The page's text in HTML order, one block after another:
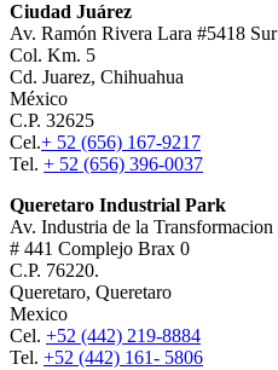
Ciudad Juárez
Av. Ramón Rivera Lara #5418 Sur
Col. Km. 5
Cd. Juarez, Chihuahua
México
C.P. 32625
Cel.+ 52 (656) 167-9217
Tel. + 52 (656) 396-0037
Queretaro Industrial Park
Av. Industria de la Transformacion
# 441 Complejo Brax 0
C.P. 76220.
Queretaro, Queretaro
Mexico
Cel. +52 (442) 219-8884
Tel. +52 (442) 161- 5806